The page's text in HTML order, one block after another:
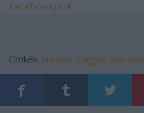
Facebookján!
Címkék: premier magyar pop